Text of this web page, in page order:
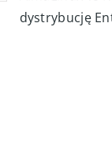
serwera,